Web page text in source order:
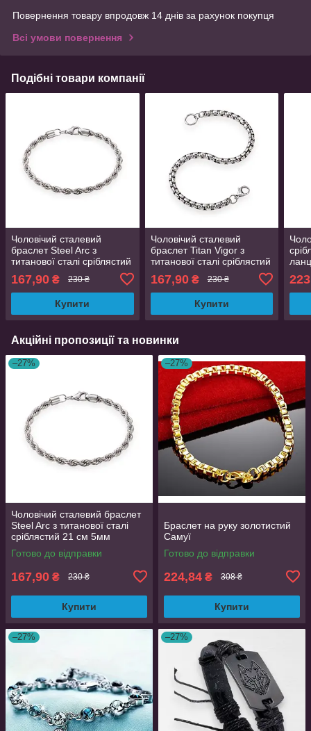
Повернення товару впродовж 14 днів за рахунок покупця
Всі умови повернення
Подібні товари компанії
Чоловічий сталевий
браслет Steel Arc з
титанової сталі сріблястий
167,90 ₴ 230 ₴
Купити
Чоловічий сталевий
браслет Titan Vigor з
титанової сталі сріблястий
167,90₴ 230 ₴
Купити
Акційні пропозиції та новинки
–27%
Чоловічий сталевий браслет
Steel Arc з титанової сталі
сріблястий 21 см 5мм
Готово до відправки
167,90 ₴ 230 ₴
Купити
–27%
Браслет на руку золотистий
Самуї
Готово до відправки
224,84 ₴ 308 ₴
Купити
–27% –27%